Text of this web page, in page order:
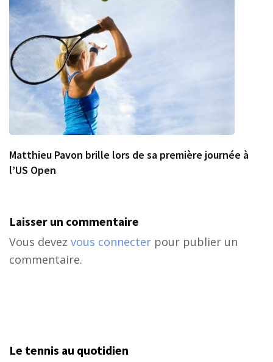
Matthieu Pavon brille lors de sa première journée à
l’US Open
Laisser un commentaire
Vous devez vous connecter pour publier un
commentaire.
Le tennis au quotidien